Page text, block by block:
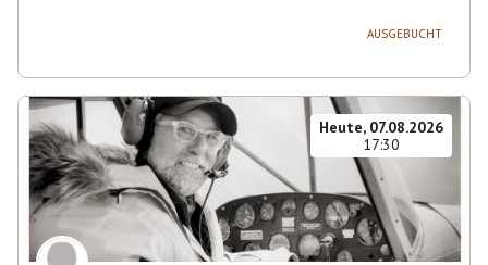
AUSGEBUCHT
Heute, 07.08.2026
17:30